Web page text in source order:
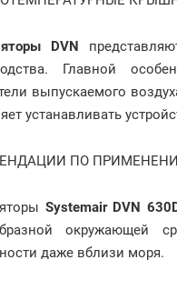
DVN
Главной
выпускаемого
устанавливать
ПО
Systemair DVN
окружающей
даже вблизи моря.